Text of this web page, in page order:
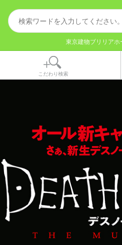
東京建物ブリリア
こだわり検索